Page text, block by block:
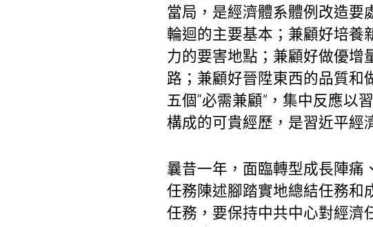
當局，是經濟體系體例改造要
輪迴的主要基本；兼顧好培養
力的要害地點；兼顧好做優增
路；兼顧好晉陞東西的品質和
五個“必需兼顧”，集中反應以
構成的可貴經歷，是習近平經
曩昔一年，面臨轉型成長陣痛
任務陳述腳踏實地總結任務和
任務，要保持中共中心對經濟